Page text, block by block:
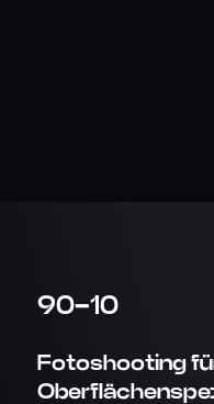
90-10
Fotoshooting